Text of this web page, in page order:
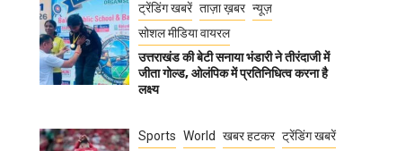
ट्रेंडिंग खबरें ताज़ा ख़बर न्यूज़
सोशल मीडिया वायरल
उत्तराखंड की बेटी सनाया भंडारी ने तीरंदाजी में
जीता गोल्ड, ओलंपिक में प्रतिनिधित्व करना है
लक्ष्य
Sports World खबर हटकर ट्रेंडिंग खबरें